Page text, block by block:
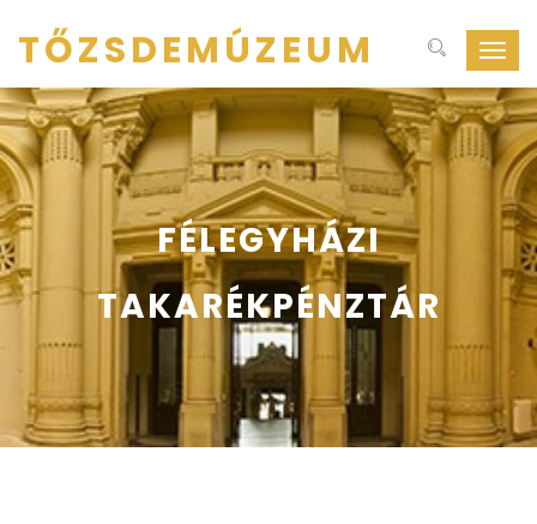
ki-
be
TŐZSDEMÚZEUM
FÉLEGYHÁZI
TAKARÉKPÉNZTÁR